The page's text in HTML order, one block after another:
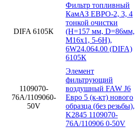
DIFA 6105К
Фильтр топливный
КамАЗ ЕВРО-2, 3, 4
тонкой очистки
(H=157 мм, D=86мм,
M16x1, 5-6H),
6W24.064.00 (DIFA)
6105К
1109070-
76А/1109060-
50V
Элемент
фильтрующий
воздушный FAW J6
Евро 5 (к-кт) нового
образца (без резьбы),
K2845 1109070-
76А/110906 0-50V